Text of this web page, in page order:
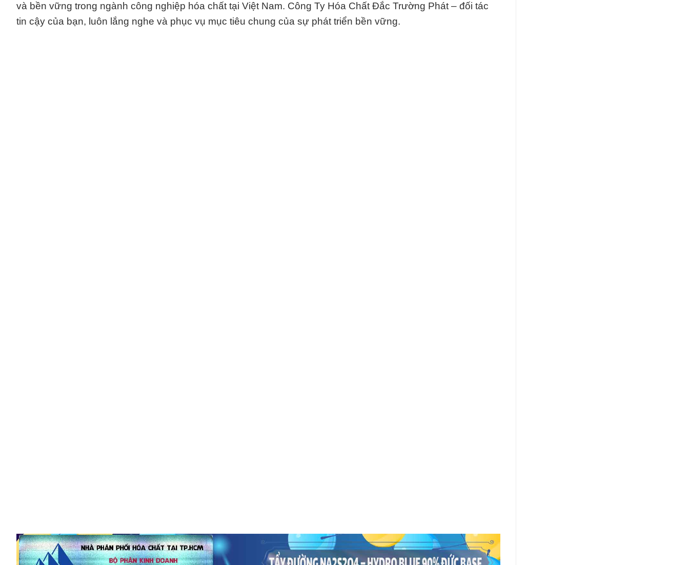
và bền vững trong ngành công nghiệp hóa chất tại Việt Nam. Công Ty Hóa Chất Đắc Trường Phát – đối tác
tin cậy của bạn, luôn lắng nghe và phục vụ mục tiêu chung của sự phát triển bền vững.